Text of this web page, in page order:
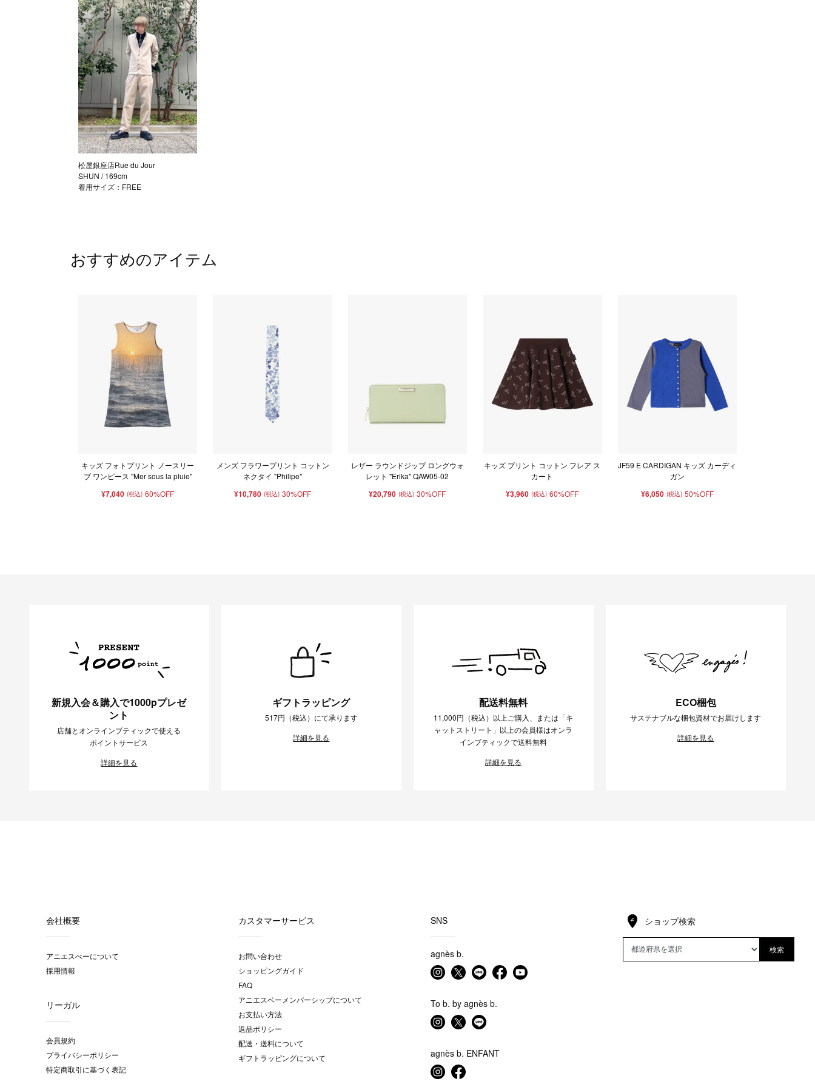
松屋銀座店Rue du Jour
SHUN / 169cm
着用サイズ：FREE
おすすめのアイテム
キッズ フォトプリント ノースリー
ブ ワンピース "Mer sous la pluie"
¥7,040 (税込) 60%OFF
メンズ フラワープリント コットン
ネクタイ "Philipe"
¥10,780 (税込) 30%OFF
レザー ラウンドジップ ロングウォ
レット "Erika" QAW05-02
¥20,790 (税込) 30%OFF
キッズ プリント コットン フレア ス
カート
¥3,960 (税込) 60%OFF
JF59 E CARDIGAN キッズ カーディ
ガン
¥6,050 (税込) 50%OFF
新規入会＆購入で1000pプレゼ
ント
店舗とオンラインブティックで使える
ポイントサービス
詳細を見る
ギフトラッピング
517円（税込）にて承ります
詳細を見る
配送料無料
11,000円（税込）以上ご購入、または「キ
ャットストリート」以上の会員様はオンラ
インブティックで送料無料
詳細を見る
ECO梱包
サステナブルな梱包資材でお届けします
詳細を見る
会社概要
アニエスべーについて
採用情報
リーガル
会員規約
プライバシーポリシー
特定商取引に基づく表記
カスタマーサービス
お問い合わせ
ショッピングガイド
FAQ
アニエスベーメンバーシップについて
お支払い方法
返品ポリシー
配送・送料について
ギフトラッピングについて
SNS
agnès b.
To b. by agnès b.
agnès b. ENFANT
ショップ検索
検索